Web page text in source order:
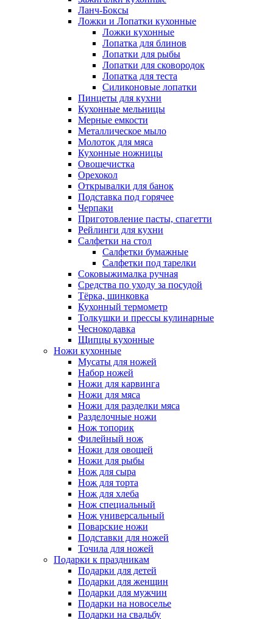
Ланч-Боксы
Ложки и Лопатки кухонные
Ложки кухонные
Лопатка для блинов
Лопатки для рыбы
Лопатки для сковородок
Лопатка для теста
Силиконовые лопатки
Пинцеты для кухни
Кухонные мельницы
Мерные емкости
Металлическое мыло
Молоток для мяса
Кухонные ножницы
Овощечистка
Орехокол
Открывалки для банок
Подставка под горячее
Черпаки
Приготовление пасты, спагетти
Рейлинги для кухни
Салфетки на стол
Салфетки бумажные
Салфетки под тарелки
Соковыжималка ручная
Средства по уходу за посудой
Тëрка, шинковка
Кухонный термометр
Толкушки и прессы кулинарные
Чеснокодавка
Щипцы кухонные
Ножи кухонные
Мусаты для ножей
Набор ножей
Ножи для карвинга
Ножи для мяса
Ножи для разделки мяса
Разделочные ножи
Нож топорик
Филейный нож
Ножи для овощей
Ножи для рыбы
Нож для сыра
Нож для торта
Нож для хлеба
Нож специальный
Нож универсальный
Поварские ножи
Подставки для ножей
Точила для ножей
Подарки к праздникам
Подарки для детей
Подарки для женщин
Подарки для мужчин
Подарки на новоселье
Подарки на свадьбу